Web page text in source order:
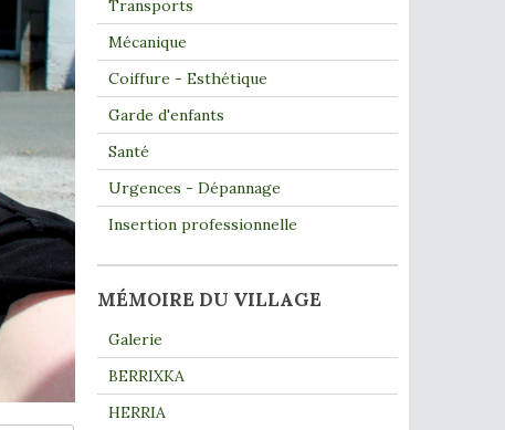
Transports
Mécanique
Coiffure - Esthétique
Garde d'enfants
Santé
Urgences - Dépannage
Insertion professionnelle
MÉMOIRE DU VILLAGE
Galerie
BERRIXKA
HERRIA